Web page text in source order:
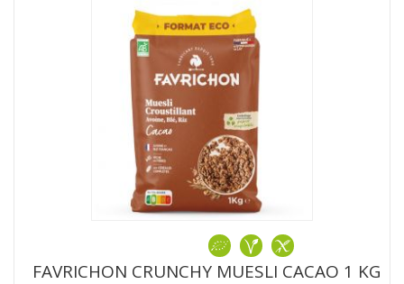
FAVRICHON CRUNCHY MUESLI CACAO 1 KG